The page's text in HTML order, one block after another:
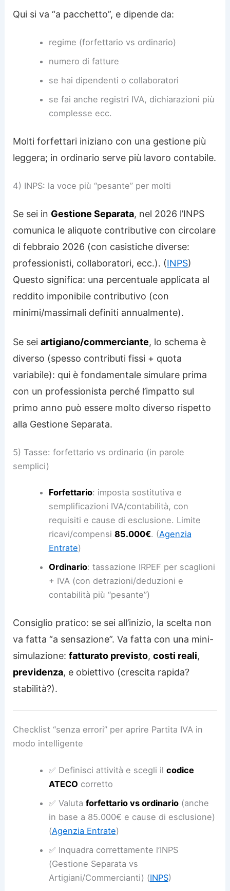
Qui si va “a pacchetto”, e dipende da:
regime (forfettario vs ordinario)
numero di fatture
se hai dipendenti o collaboratori
se fai anche registri IVA, dichiarazioni più
complesse ecc.
Molti forfettari iniziano con una gestione più
leggera; in ordinario serve più lavoro contabile.
4) INPS: la voce più “pesante” per molti
Se sei in Gestione Separata, nel 2026 l’INPS
comunica le aliquote contributive con circolare
di febbraio 2026 (con casistiche diverse:
professionisti, collaboratori, ecc.). (INPS)
Questo significa: una percentuale applicata al
reddito imponibile contributivo (con
minimi/massimali definiti annualmente).
Se seiartigiano/commerciante, lo schema è
diverso (spesso contributi fissi + quota
variabile): qui è fondamentale simulare prima
con un professionista perché l’impatto sul
primo anno può essere molto diverso rispetto
alla Gestione Separata.
5) Tasse: forfettario vs ordinario (in parole
semplici)
Forfettario: imposta sostitutiva e
semplificazioni IVA/contabilità, con
requisiti e cause di esclusione. Limite
ricavi/compensi 85.000€. (Agenzia
Entrate)
Ordinario: tassazione IRPEF per scaglioni
+ IVA (con detrazioni/deduzioni e
contabilità più “pesante”)
Consiglio pratico: se sei all’inizio, la scelta non
va fatta “a sensazione”. Va fatta con una mini-
simulazione:fatturato previsto,costi reali,
previdenza, e obiettivo (crescita rapida?
stabilità?).
Checklist “senza errori” per aprire Partita IVA in
modo intelligente
✅ Definisci attività e scegli il codice
ATECO corretto
✅ Valuta forfettario vs ordinario(anche
in base a 85.000€ e cause di esclusione)
(Agenzia Entrate)
✅ Inquadra correttamente l’INPS
(Gestione Separata vs
Artigiani/Commercianti) (INPS)